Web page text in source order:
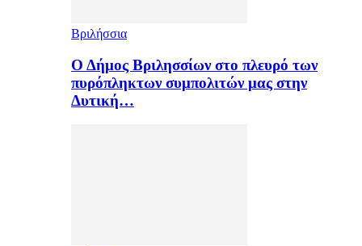
Βριλήσσια
Ο Δήμος Βριλησσίων στο πλευρό των
πυρόπληκτων συμπολιτών μας στην
Δυτική…